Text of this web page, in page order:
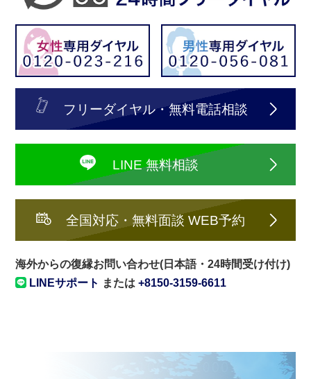
フリーダイヤル・無料電話相談
LINE 無料相談
全国対応・無料面談 WEB予約
海外からの復縁お問い合わせ(日本語・24時間受け付け)
LINEサポート または+8150-3159-6611